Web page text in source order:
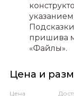
пришива
«Файлы».
Цена и
Цена